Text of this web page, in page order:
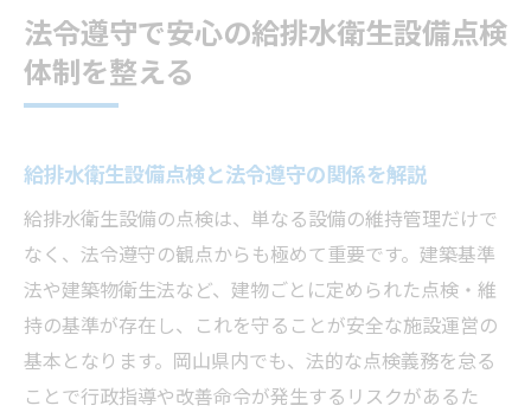
法令遵守で安心の給排水衛生設備点検
体制を整える
給排水衛生設備点検と法令遵守の関係を解説
給排水衛生設備の点検は、単なる設備の維持管理だけで
なく、法令遵守の観点からも極めて重要です。建築基準
法や建築物衛生法など、建物ごとに定められた点検・維
持の基準が存在し、これを守ることが安全な施設運営の
基本となります。岡山県内でも、法的な点検義務を怠る
ことで行政指導や改善命令が発生するリスクがあるた